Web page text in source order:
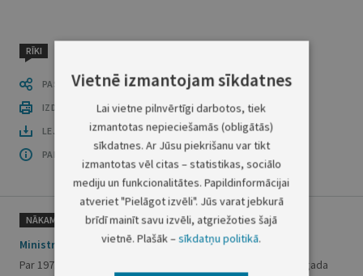
RĪKI
PASTĀSTI CITIEM
IZDRUKĀT PUBLIKĀCIJU
LEJUPLĀDĒT LAIDIENU (PDF)
PAR OFICIĀLO IZDEVUMU
NĀKAMAIS
Ministru kabineta rīkojums Nr.494
Par 1971.gada 1.maija Eiropas nolīgumu, kas papildina 1968.gada
Vietnē izmantojam sīkdatnes
Lai vietne pilnvērtīgi darbotos, tiek
izmantotas nepieciešamās (obligātās)
sīkdatnes. Ar Jūsu piekrišanu var tikt
izmantotas vēl citas – statistikas, sociālo
mediju un funkcionalitātes. Papildinformācijai
atveriet "Pielāgot izvēli". Jūs varat jebkurā
brīdī mainīt savu izvēli, atgriežoties šajā
vietnē. Plašāk –sīkdatņu politikā.